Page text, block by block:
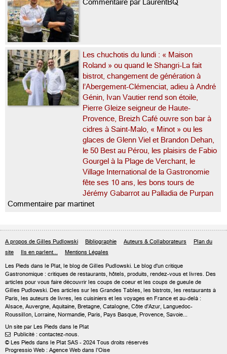
Commentaire par LaurentBQ
Les chuchotis du lundi : « Maison
Roland » ou quand le Shangri-La fait
bistrot, changement de génération à
l’Abergement-Clémenciat, adieu à André
Génin, Ivan Vautier rend son étoile,
Pierre Gleize seigneur de Haute-
Provence, Breizh Café ouvre son bar à
cidres à Saint-Malo, « Minot » ou les
glaces de Glenn Viel et Brandon Dehan,
le 50 Best au Pérou, les plaisirs de Fabio
Gourgel à la Plage de Verchant, le
Village International de la Gastronomie
fête ses 10 ans, les bons tours de
Jérémy Gabarrot au Palladia de Purpan
Commentaire par martinet
A propos de Gilles Pudlowski Bibliographie Auteurs & Collaborateurs
Plan du
site
Ils en parlent... Mentions Légales
Les Pieds dans le Plat, le blog de Gilles Pudlowski. Le blog d'un critique
Gastronomique : critiques de restaurants, hôtels, produits, rendez-vous et livres. Des
articles pour vous faire découvrir les coups de coeur et les coups de gueule de
Gilles Pudlowski. Des articles sur les Grandes Tables, les bistrots, les restaurants à
Paris, les auteurs de livres, les cuisiniers et les voyages en France et au-delà :
Alsace, Auvergne, Aquitaine, Bretagne, Catalogne, Côte d'Azur, Languedoc-
Roussillon, Lorraine, Normandie, Paris, Pays Basque, Provence, Savoie...
Un site par Les Pieds dans le Plat
 Publicité : contactez-nous.
© Les Pieds dans le Plat SAS - 2024 Tous droits réservés
Progressio Web : Agence Web dans l'Oise